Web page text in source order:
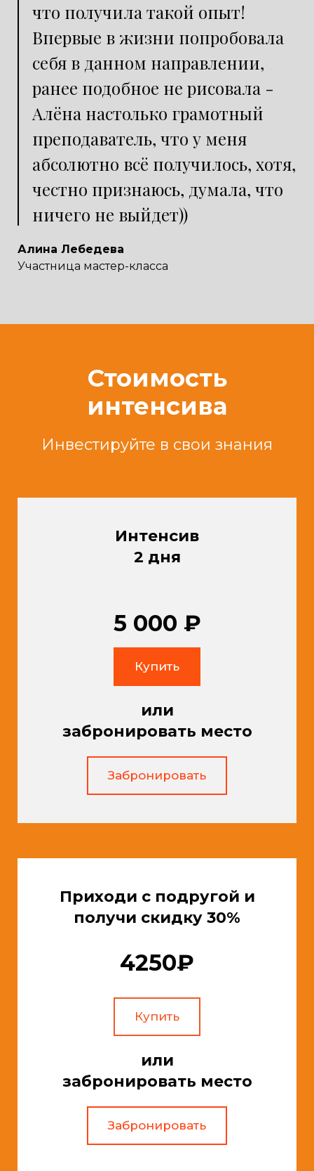
что получила такой опыт!
Впервые в жизни попробовала
себя в данном направлении,
ранее подобное не рисовала -
Алёна настолько грамотный
преподаватель, что у меня
абсолютно всё получилось, хотя,
честно признаюсь, думала, что
ничего не выйдет))
Алина Лебедева
Участница мастер-класса
Стоимость
интенсива
Инвестируйте в свои знания
Интенсив
2 дня
5 000 ₽
Купить
или
забронировать место
Забронировать
Приходи с подругой и
получи скидку 30%
4250₽
Купить
или
забронировать место
Забронировать